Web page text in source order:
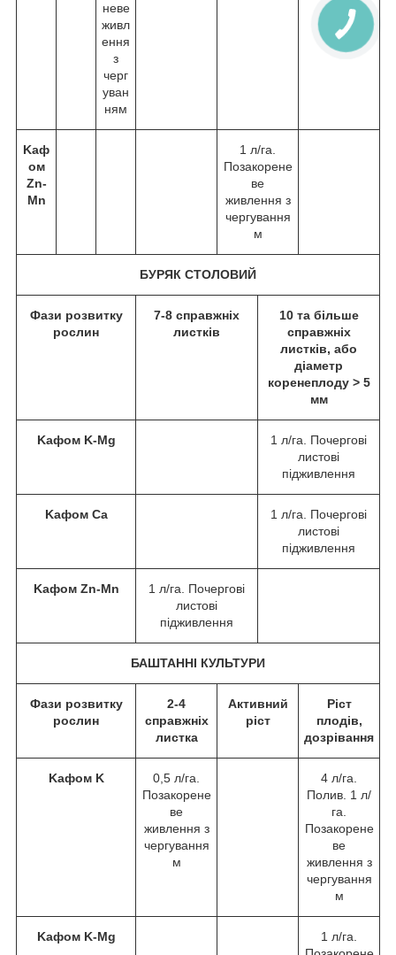
неве
живл
ення
з
черг
уван
ням
Kаф
ом
Zn-
Mn
1 л/га.
Позакорене
ве
живлення з
чергування
м
БУРЯК СТОЛОВИЙ
Фази розвитку
рослин
7-8 справжніх
листків
10 та більше
справжніх
листків, або
діаметр
коренеплоду > 5
мм
Kафом K-Mg
1 л/га. Почергові
листові
підживлення
Kафом Ca
1 л/га. Почергові
листові
підживлення
Kафом Zn-Mn
1 л/га. Почергові
листові
підживлення
БАШТАННІ КУЛЬТУРИ
Фази розвитку
рослин
2-4
справжніх
листка
Активний
ріст
Ріст
плодів,
дозрівання
Kафом K
0,5 л/га.
Позакорене
ве
живлення з
чергування
м
4 л/га.
Полив. 1 л/
га.
Позакорене
ве
живлення з
чергування
м
Kафом K-Mg
1 л/га.